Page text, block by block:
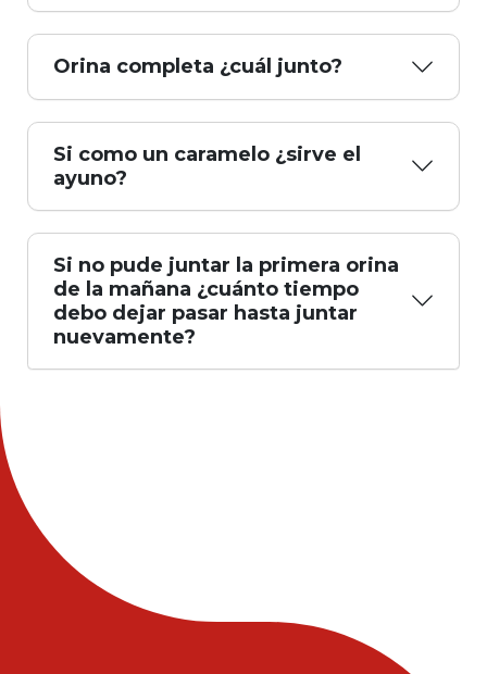
Orina completa ¿cuál junto?
Si como un caramelo ¿sirve el
ayuno?
Si no pude juntar la primera orina
de la mañana ¿cuánto tiempo
debo dejar pasar hasta juntar
nuevamente?